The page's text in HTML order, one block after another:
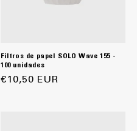
Filtros de papel SOLO Wave 155 -
100 unidades
Precio
€10,50 EUR